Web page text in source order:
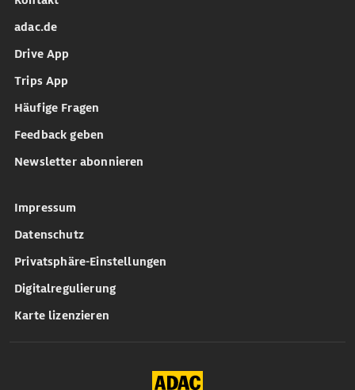
adac.de
Drive App
Trips App
Häufige Fragen
Feedback geben
Newsletter abonnieren
Impressum
Datenschutz
Privatsphäre-Einstellungen
Digitalregulierung
Karte lizenzieren